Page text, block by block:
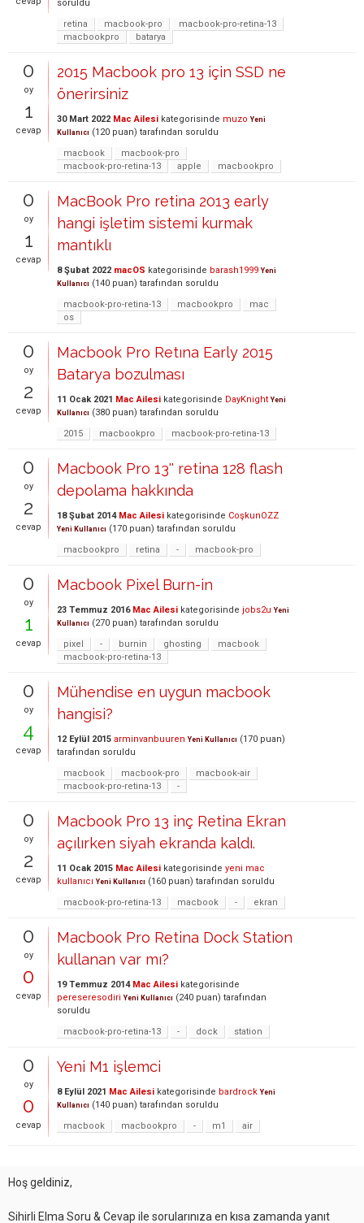
soruldu
retina
macbook-pro
macbook-pro-retina-13
macbookpro
batarya
0
oy
1
cevap
2015 Macbook pro 13 için SSD ne
önerirsiniz
30 Mart 2022 Mac Ailesi kategorisinde muzo Yeni
Kullanıcı (120 puan) tarafından soruldu
macbook
macbook-pro
macbook-pro-retina-13
apple macbookpro
0
oy
1
cevap
MacBook Pro retina 2013 early
hangi işletim sistemi kurmak
mantıklı
8 Şubat 2022 macOS kategorisinde barash1999 Yeni
Kullanıcı (140 puan) tarafından soruldu
macbook-pro-retina-13
macbookpro
mac
os
0
oy
2
cevap
Macbook Pro Retına Early 2015
Batarya bozulması
11 Ocak 2021 Mac Ailesi kategorisinde DayKnight Yeni
Kullanıcı (380 puan) tarafından soruldu
2015
macbookpro macbook-pro-retina-13
0
oy
2
cevap
Macbook Pro 13'' retina 128 flash
depolama hakkında
18 Şubat 2014 Mac Ailesi kategorisinde CoşkunOZZ
Yeni Kullanıcı (170 puan) tarafından soruldu
macbookpro
retina - macbook-pro
0
oy
1
cevap
Macbook Pixel Burn-in
23 Temmuz 2016 Mac Ailesi kategorisinde jobs2u Yeni
Kullanıcı (270 puan) tarafından soruldu
pixel
- burnin ghosting
macbook
macbook-pro-retina-13
0
oy
4
cevap
Mühendise en uygun macbook
hangisi?
12 Eylül 2015 arminvanbuuren Yeni Kullanıcı (170 puan)
tarafından soruldu
macbook
macbook-pro
macbook-air
macbook-pro-retina-13
-
0
oy
2
cevap
Macbook Pro 13 inç Retina Ekran
açılırken siyah ekranda kaldı.
11 Ocak 2015 Mac Ailesi kategorisinde yeni mac
kullanıcı Yeni Kullanıcı (160 puan) tarafından soruldu
macbook-pro-retina-13
macbook - ekran
0
oy
0
cevap
Macbook Pro Retina Dock Station
kullanan var mı?
19 Temmuz 2014 Mac Ailesi kategorisinde
pereseresodiri Yeni Kullanıcı (240 puan) tarafından
soruldu
macbook-pro-retina-13
- dock station
0
oy
0
cevap
Yeni M1 işlemci
8 Eylül 2021 Mac Ailesi kategorisinde bardrock Yeni
Kullanıcı (140 puan) tarafından soruldu
macbook
macbookpro - m1 air
Hoş geldiniz,
Sihirli Elma Soru & Cevap ile sorularınıza en kısa zamanda yanıt